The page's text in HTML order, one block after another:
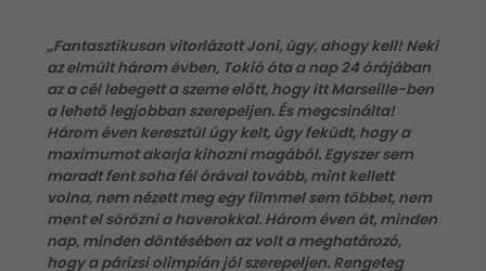
„Fantasztikusan vitorlázott Joni, úgy, ahogy kell! Neki
az elmúlt három évben, Tokió óta a nap 24 órájában
az a cél lebegett a szeme előtt, hogy itt Marseille-ben
a lehető legjobban szerepeljen. És megcsinálta!
Három éven keresztül úgy kelt, úgy feküdt, hogy a
maximumot akarja kihozni magából. Egyszer sem
maradt fent soha fél órával tovább, mint kellett
volna, nem nézett meg egy filmmel sem többet, nem
ment el sörözni a haverokkal. Három éven át, minden
nap, minden döntésében az volt a meghatározó,
hogy a párizsi olimpián jól szerepeljen. Rengeteg